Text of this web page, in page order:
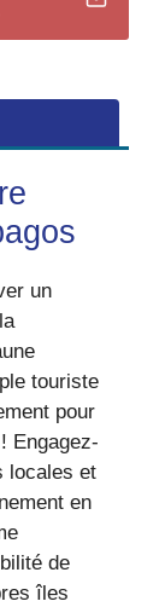
un
touriste
pour
Engagez-
locales et
en
de
îles